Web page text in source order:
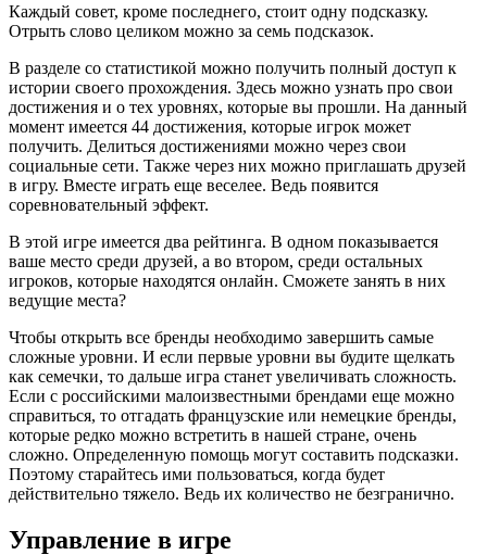
Каждый совет, кроме последнего, стоит одну подсказку.
Отрыть слово целиком можно за семь подсказок.
В разделе со статистикой можно получить полный доступ к
истории своего прохождения. Здесь можно узнать про свои
достижения и о тех уровнях, которые вы прошли. На данный
момент имеется 44 достижения, которые игрок может
получить. Делиться достижениями можно через свои
социальные сети. Также через них можно приглашать друзей
в игру. Вместе играть еще веселее. Ведь появится
соревновательный эффект.
В этой игре имеется два рейтинга. В одном показывается
ваше место среди друзей, а во втором, среди остальных
игроков, которые находятся онлайн. Сможете занять в них
ведущие места?
Чтобы открыть все бренды необходимо завершить самые
сложные уровни. И если первые уровни вы будите щелкать
как семечки, то дальше игра станет увеличивать сложность.
Если с российскими малоизвестными брендами еще можно
справиться, то отгадать французские или немецкие бренды,
которые редко можно встретить в нашей стране, очень
сложно. Определенную помощь могут составить подсказки.
Поэтому старайтесь ими пользоваться, когда будет
действительно тяжело. Ведь их количество не безгранично.
Управление в игре